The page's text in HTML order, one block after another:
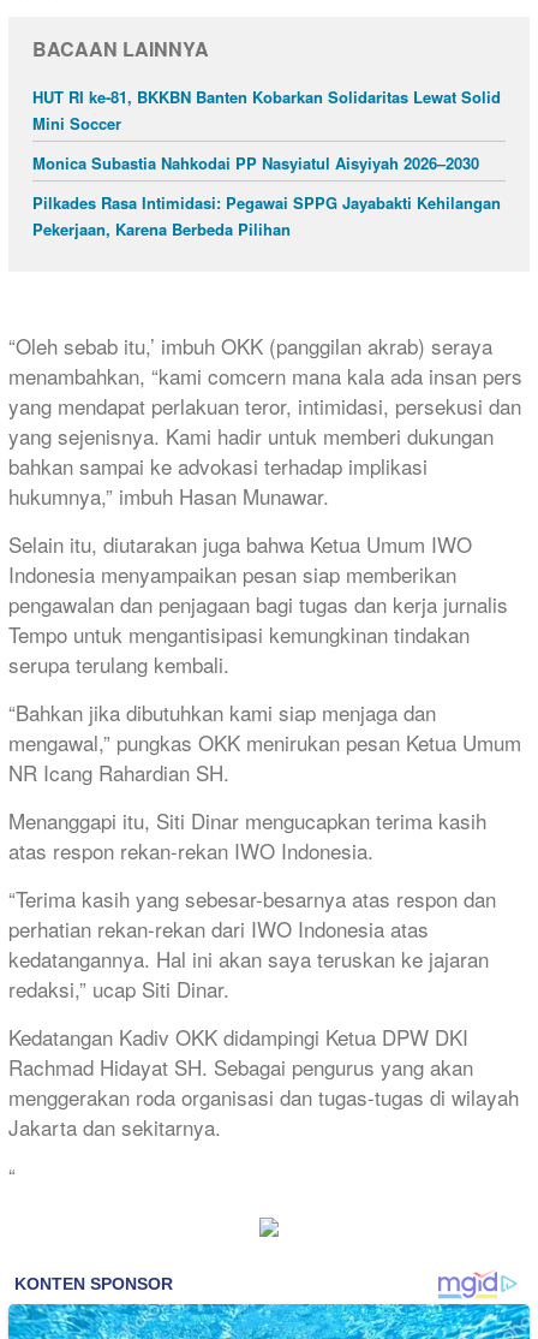
BACAAN LAINNYA
HUT RI ke-81, BKKBN Banten Kobarkan Solidaritas Lewat Solid
Mini Soccer
Monica Subastia Nahkodai PP Nasyiatul Aisyiyah 2026–2030
Pilkades Rasa Intimidasi: Pegawai SPPG Jayabakti Kehilangan
Pekerjaan, Karena Berbeda Pilihan
“Oleh sebab itu,’ imbuh OKK (panggilan akrab) seraya
menambahkan, “kami comcern mana kala ada insan pers
yang mendapat perlakuan teror, intimidasi, persekusi dan
yang sejenisnya. Kami hadir untuk memberi dukungan
bahkan sampai ke advokasi terhadap implikasi
hukumnya,” imbuh Hasan Munawar.
Selain itu, diutarakan juga bahwa Ketua Umum IWO
Indonesia menyampaikan pesan siap memberikan
pengawalan dan penjagaan bagi tugas dan kerja jurnalis
Tempo untuk mengantisipasi kemungkinan tindakan
serupa terulang kembali.
“Bahkan jika dibutuhkan kami siap menjaga dan
mengawal,” pungkas OKK menirukan pesan Ketua Umum
NR Icang Rahardian SH.
Menanggapi itu, Siti Dinar mengucapkan terima kasih
atas respon rekan-rekan IWO Indonesia.
“Terima kasih yang sebesar-besarnya atas respon dan
perhatian rekan-rekan dari IWO Indonesia atas
kedatangannya. Hal ini akan saya teruskan ke jajaran
redaksi,” ucap Siti Dinar.
Kedatangan Kadiv OKK didampingi Ketua DPW DKI
Rachmad Hidayat SH. Sebagai pengurus yang akan
menggerakan roda organisasi dan tugas-tugas di wilayah
Jakarta dan sekitarnya.
“